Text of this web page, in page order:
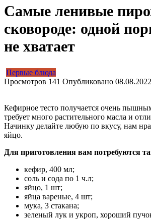
Самые ленивые
сковороде: одной
не хватает
Первые блюда
Просмотров 141 Опубликовано 08.08.2022
Кефирное тесто получается очень
требует много растительного масла и
Начинку делайте любую по вкусу, нам
яйцо.
Для приготовления вам потребуются
кефир, 400 мл;
соль и сода по 1 ч.л;
яйцо, 1 шт;
яйца вареные, 4 шт;
мука, 3 стакана;
зеленый лук и укроп, хороший